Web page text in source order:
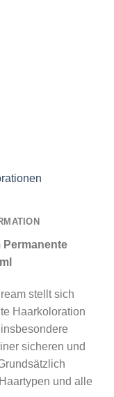
Permanente
stellt sich
Haarkoloration
sicheren und
und alle